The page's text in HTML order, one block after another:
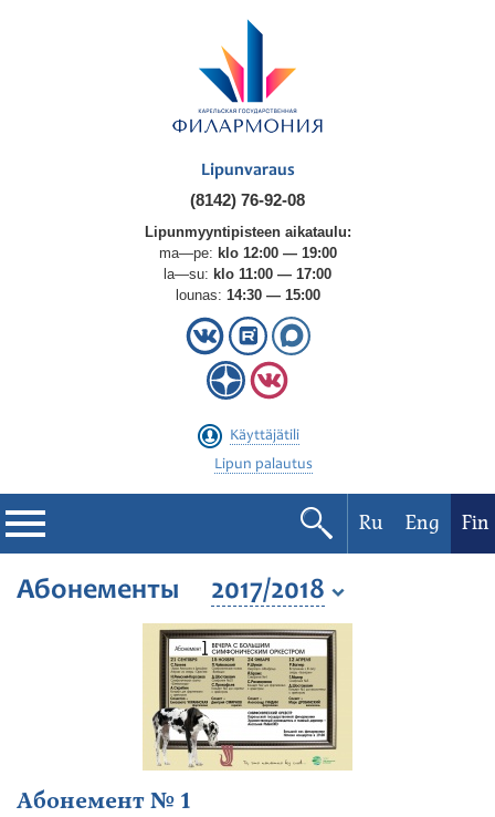
Lipunvaraus
(8142) 76-92-08
Lipunmyyntipisteen aikataulu:
ma—pe: klo 12:00 — 19:00
la—su: klo 11:00 — 17:00
lounas: 14:30 — 15:00
Käyttäjätili
Lipun palautus
Filharmonia
Konserttikalenteri
Ru Eng Fin
Абонементы 2017/2018
Абонемент № 1